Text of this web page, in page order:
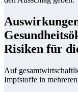
Risiken für
Auf
Impfstoffe in